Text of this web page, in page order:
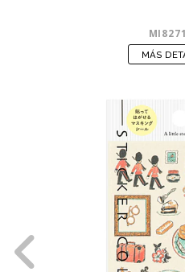
MÁS